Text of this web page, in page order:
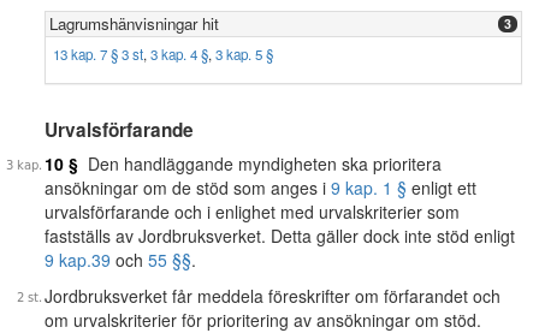
Lagrumshänvisningar hit 3
13 kap. 7 § 3 st, 3 kap. 4 §, 3 kap. 5 §
Urvalsförfarande
10 § Den handläggande myndigheten ska prioritera
ansökningar om de stöd som anges i 9 kap. 1 § enligt ett
urvalsförfarande och i enlighet med urvalskriterier som
fastställs av Jordbruksverket. Detta gäller dock inte stöd enligt
9 kap.39 och 55 §§.
Jordbruksverket får meddela föreskrifter om förfarandet och
om urvalskriterier för prioritering av ansökningar om stöd.